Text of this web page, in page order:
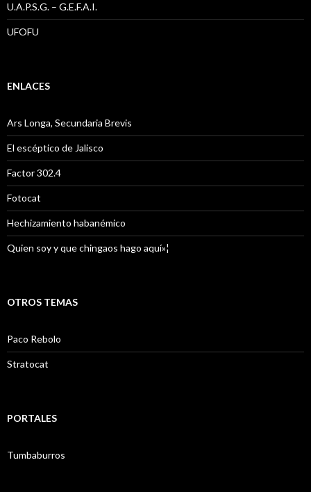
U.A.P.S.G. – G.E.F.A.I.
UFOFU
ENLACES
Ars Longa, Secundaria Brevis
El escéptico de Jalisco
Factor 302.4
Fotocat
Hechizamiento habanémico
Quien soy y que chingaos hago aquí»¦
OTROS TEMAS
Paco Rebolo
Stratocat
PORTALES
Tumbaburros